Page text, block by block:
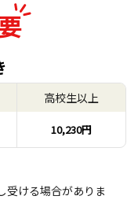
高校生以上
10,230円
受ける場合がありま